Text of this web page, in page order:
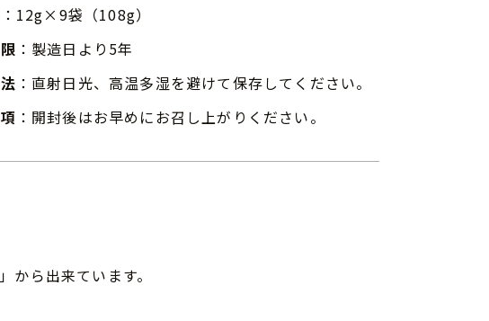
：12g×9袋（108g）
：製造日より5年
：直射日光、高温多湿を避けて保存してください。
：開封後はお早めにお召し上がりください。
ら出来ています。